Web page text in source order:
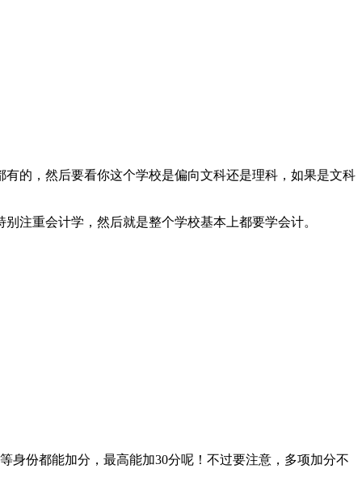
的，然后要看你这个学校是偏向文科还是理科，如果是文科
重会计学，然后就是整个学校基本上都要学会计。
份都能加分，最高能加30分呢！不过要注意，多项加分不